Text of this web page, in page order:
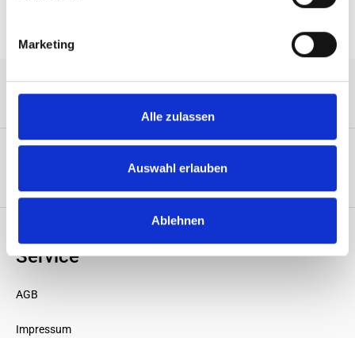
Marketing
Alle zulassen
Auswahl erlauben
Ablehnen
Service-Hotline
Service
AGB
Impressum